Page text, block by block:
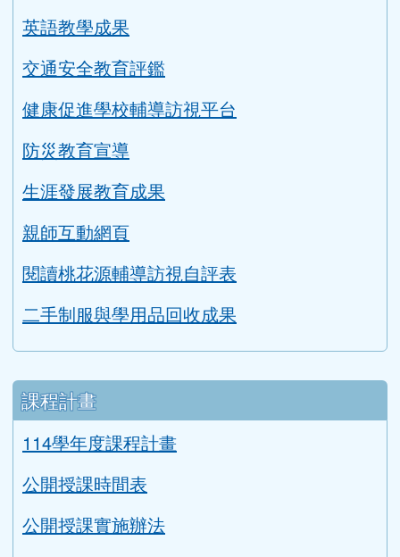
英語教學成果
交通安全教育評鑑
健康促進學校輔導訪視平台
防災教育宣導
生涯發展教育成果
親師互動網頁
閱讀桃花源輔導訪視自評表
二手制服與學用品回收成果
課程計畫
114學年度課程計畫
公開授課時間表
公開授課實施辦法